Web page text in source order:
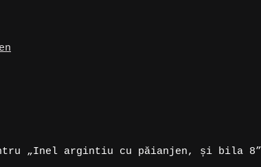
„Inel argintiu cu păianjen, și bila 8”